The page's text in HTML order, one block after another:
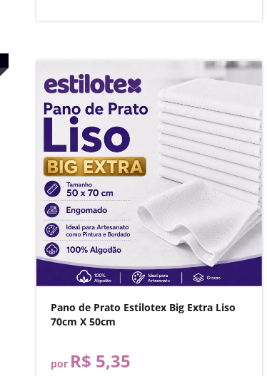
Pano de Prato Estilotex Big Extra Liso
70cm X 50cm
por R$ 5,35